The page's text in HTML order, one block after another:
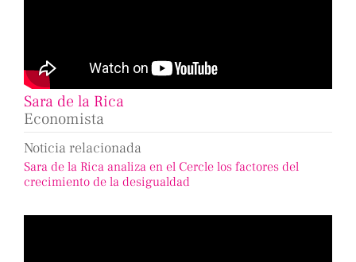
Sara de la Rica
Economista
Noticia relacionada
Sara de la Rica analiza en el Cercle los factores del
crecimiento de la desigualdad